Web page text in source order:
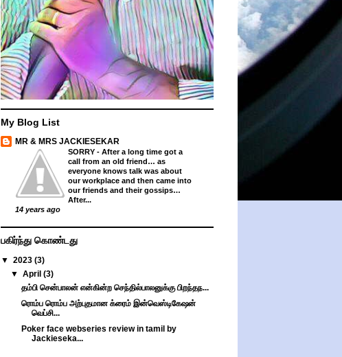
My Blog List
MR & MRS JACKIESEKAR
SORRY - After a long time got a
call from an old friend… as
everyone knows talk was about
our workplace and then came into
our friends and their gossips…
After...
14 years ago
பகிர்ந்து கொண்டது
▼ 2023 (3)
▼April(3)
தம்பி சென்பாலன் என்கின்ற செந்தில்பாலனுக்கு பிறந்தந...
ரொம்ப ரொம்ப அற்புதமான க்ரைம் இன்வெஸ்டிகேஷன்
வெப்சி...
Poker face webseries review in tamil by
Jackieseka...